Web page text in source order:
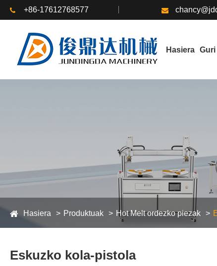
+86-17612768577
Hasiera
Hasiera Produktuak Hot Melt ordezko piezak
Eskuzko kola-pistola